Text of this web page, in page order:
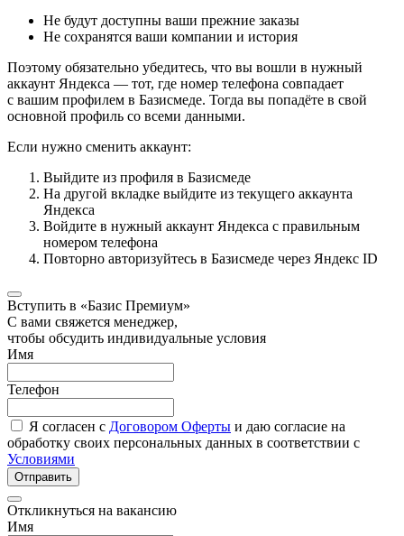
Не будут доступны ваши прежние заказы
Не сохранятся ваши компании и история
Поэтому обязательно убедитесь, что вы вошли в нужный
аккаунт Яндекса — тот, где номер телефона совпадает
с вашим профилем в Базисмеде. Тогда вы попадёте в свой
основной профиль со всеми данными.
Если нужно сменить аккаунт:
Выйдите из профиля в Базисмеде
На другой вкладке выйдите из текущего аккаунта
Яндекса
Войдите в нужный аккаунт Яндекса с правильным
номером телефона
Повторно авторизуйтесь в Базисмеде через Яндекс ID
Вступить в «Базис Премиум»
С вами свяжется менеджер,
чтобы обсудить индивидуальные условия
Имя
Телефон
Я согласен с Договором Оферты и даю согласие на
обработку своих персональных данных в соответствии с
Условиями
Отправить
Откликнуться на вакансию
Имя